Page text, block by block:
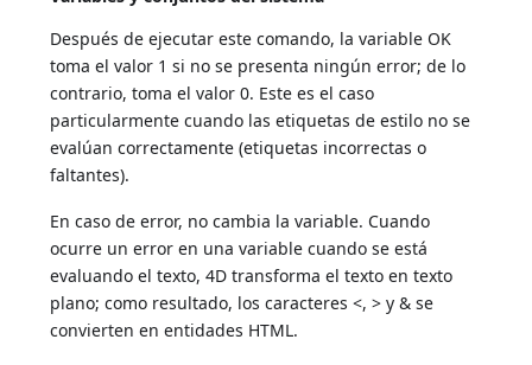
Después de ejecutar este comando, la variable OK
toma el valor 1 si no se presenta ningún error; de lo
contrario, toma el valor 0. Este es el caso
particularmente cuando las etiquetas de estilo no se
evalúan correctamente (etiquetas incorrectas o
faltantes).
En caso de error, no cambia la variable. Cuando
ocurre un error en una variable cuando se está
evaluando el texto, 4D transforma el texto en texto
plano; como resultado, los caracteres <, > y & se
convierten en entidades HTML.